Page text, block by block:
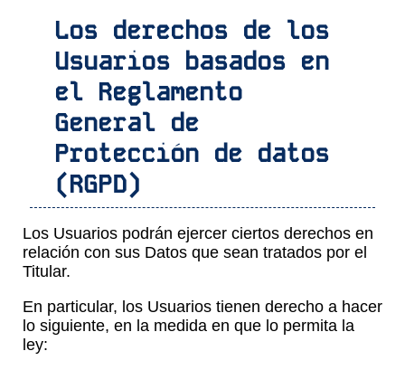
Los derechos de los
Usuarios basados en
el Reglamento
General de
Protección de datos
(RGPD)
Los Usuarios podrán ejercer ciertos derechos en
relación con sus Datos que sean tratados por el
Titular.
En particular, los Usuarios tienen derecho a hacer
lo siguiente, en la medida en que lo permita la
ley: